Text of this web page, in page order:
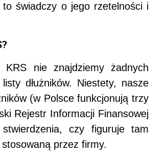
świadczy o jego rzetelności i
nie znajdziemy żadnych
dłużników. Niestety, nasze
(w Polsce funkcjonują trzy
Rejestr Informacji Finansowej
czy figuruje tam
przez firmy.